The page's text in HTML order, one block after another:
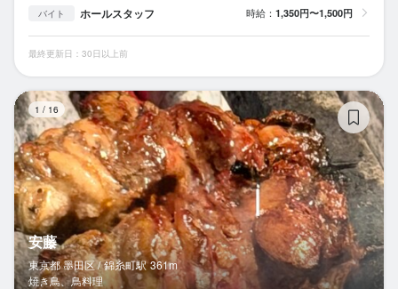
バイト ホールスタッフ 時給： 1,350円〜1,500円
最終更新日：30日以上前
1 / 16
安藤
東京都 墨田区 / 錦糸町駅 361m
焼き鳥、鳥料理